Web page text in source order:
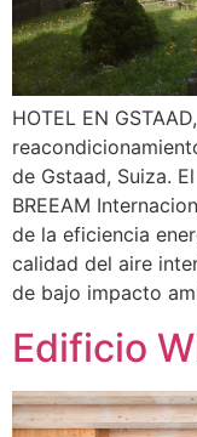
HOTEL EN
de Gstaad, Suiza.
BREEAM
de la eficiencia
calidad del aire
de bajo impacto
Edificio